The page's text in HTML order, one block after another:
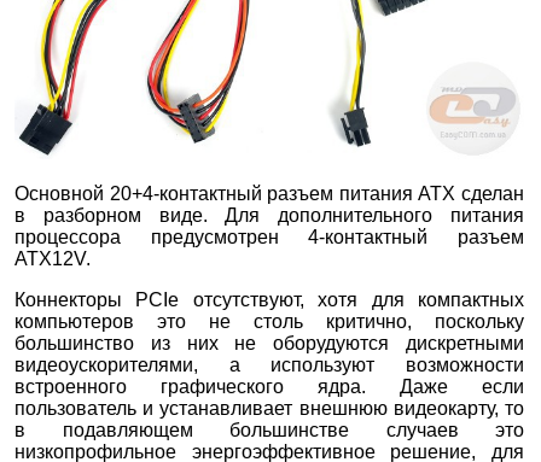
Основной 20+4-контактный разъем питания ATX сделан
в разборном виде. Для дополнительного питания
процессора предусмотрен 4-контактный разъем
ATX12V.
Коннекторы PCIе отсутствуют, хотя для компактных
компьютеров это не столь критично, поскольку
большинство из них не оборудуются дискретными
видеоускорителями, а используют возможности
встроенного графического ядра. Даже если
пользователь и устанавливает внешнюю видеокарту, то
в подавляющем большинстве случаев это
низкопрофильное энергоэффективное решение, для